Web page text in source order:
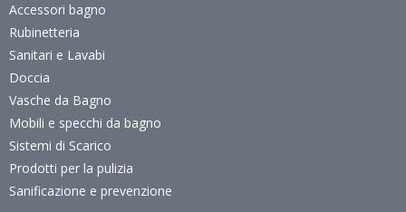
Accessori bagno
Rubinetteria
Sanitari e Lavabi
Doccia
Vasche da Bagno
Mobili e specchi da bagno
Sistemi di Scarico
Prodotti per la pulizia
Sanificazione e prevenzione